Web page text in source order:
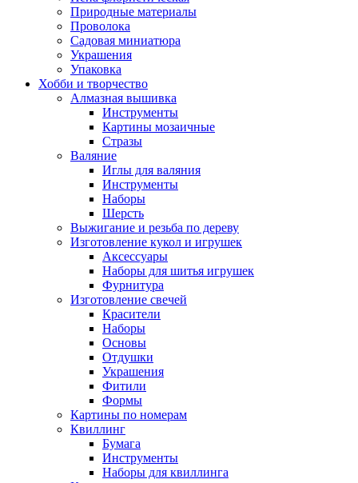
Природные материалы
Проволока
Садовая миниатюра
Украшения
Упаковка
Хобби и творчество
Алмазная вышивка
Инструменты
Картины мозаичные
Стразы
Валяние
Иглы для валяния
Инструменты
Наборы
Шерсть
Выжигание и резьба по дереву
Изготовление кукол и игрушек
Аксессуары
Наборы для шитья игрушек
Фурнитура
Изготовление свечей
Красители
Наборы
Основы
Отдушки
Украшения
Фитили
Формы
Картины по номерам
Квиллинг
Бумага
Инструменты
Наборы для квиллинга